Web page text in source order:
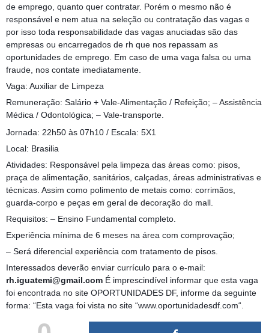
de emprego, quanto quer contratar. Porém o mesmo não é
responsável e nem atua na seleção ou contratação das vagas e
por isso toda responsabilidade das vagas anuciadas são das
empresas ou encarregados de rh que nos repassam as
oportunidades de emprego. Em caso de uma vaga falsa ou uma
fraude, nos contate imediatamente.
Vaga: Auxiliar de Limpeza
Remuneração: Salário + Vale-Alimentação / Refeição; – Assistência
Médica / Odontológica; – Vale-transporte.
Jornada: 22h50 às 07h10 / Escala: 5X1
Local: Brasilia
Atividades: Responsável pela limpeza das áreas como: pisos,
praça de alimentação, sanitários, calçadas, áreas administrativas e
técnicas. Assim como polimento de metais como: corrimãos,
guarda-corpo e peças em geral de decoração do mall.
Requisitos: – Ensino Fundamental completo.
Experiência mínima de 6 meses na área com comprovação;
– Será diferencial experiência com tratamento de pisos.
Interessados deverão enviar currículo para o e-mail:
rh.iguatemi@gmail.com É imprescindível informar que esta vaga
foi encontrada no site OPORTUNIDADES DF, informe da seguinte
forma: “Esta vaga foi vista no site “www.oportunidadesdf.com“.